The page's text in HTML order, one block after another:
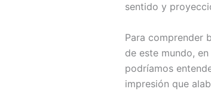
sentido y
Para comprender
de este mundo,
podríamos
impresión que